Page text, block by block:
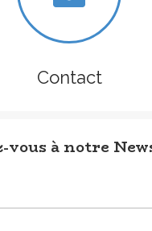
Contact
vous à notre